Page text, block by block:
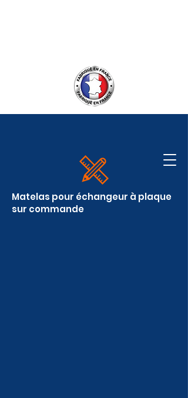
Matelas pour échangeur à plaque
sur commande